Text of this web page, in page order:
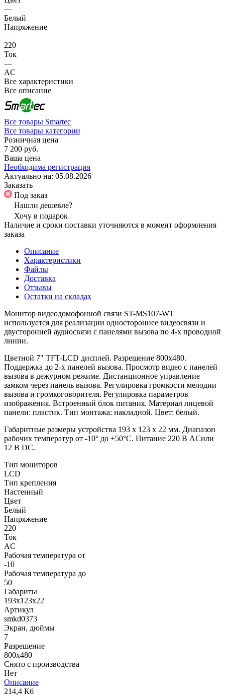
—
Белый
Напряжение
—
220
Ток
—
AC
Все характеристики
Все описание
Все товары Smartec
Все товары категории
Розничная цена
7 200 руб.
Ваша цена
Необходима регистрация
Актуально на: 05.08.2026
Заказать
Под заказ
Нашли дешевле?
Хочу в подарок
Наличие и сроки поставки уточняются в момент оформления
заказа
Описание
Характеристики
Файлы
Доставка
Отзывы
Остатки на складах
Монитор видеодомофонной связи ST-MS107-WT
используется для реализации одностороннее видеосвязи и
двусторонней аудиосвязи с панелями вызова по 4-х проводной
линии.
Цветной 7" TFT-LCD дисплей. Разрешение 800х480.
Поддержка до 2-х панелей вызова. Просмотр видео с панелей
вызова в дежурном режиме. Дистанционное управление
замком через панель вызова. Регулировка громкости мелодии
вызова и громкоговорителя. Регулировка параметров
изображения. Встроенный блок питания. Материал лицевой
панели: пластик. Тип монтажа: накладной. Цвет: белый.
Габаритные размеры устройства 193 х 123 х 22 мм. Диапазон
рабочих температур от -10° до +50°С. Питание 220 В ACили
12 В DC.
Тип мониторов
LCD
Тип крепления
Настенный
Цвет
Белый
Напряжение
220
Ток
AC
Рабочая температура от
-10
Рабочая температура до
50
Габариты
193х123х22
Артикул
smkd0373
Экран, дюймы
7
Разрешение
800х480
Снято с производства
Нет
Описание
214,4 Кб